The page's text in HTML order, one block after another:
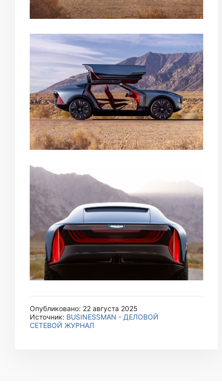
Опубликовано: 22 августа 2025
Источник: BUSINESSMAN - ДЕЛОВОЙ
СЕТЕВОЙ ЖУРНАЛ